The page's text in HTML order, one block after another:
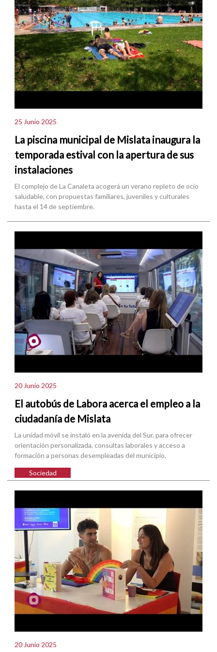
25 Junio 2025
La piscina municipal de Mislata inaugura la
temporada estival con la apertura de sus
instalaciones
El complejo de La Canaleta acogerá un verano repleto de ocio
saludable, con propuestas familiares, juveniles y culturales
hasta el 14 de septiembre.
20 Junio 2025
El autobús de Labora acerca el empleo a la
ciudadanía de Mislata
La unidad móvil se instaló en la avenida del Sur, para ofrecer
orientación personalizada, consultas laborales y acceso a
formación a personas desempleadas del municipio.
Sociedad
20 Junio 2025